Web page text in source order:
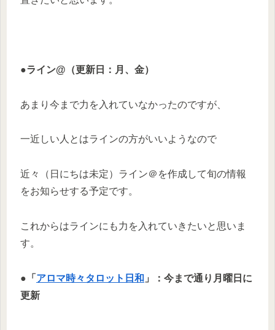
●ライン@（更新日：月、金）
あまり今まで力を入れていなかったのですが、
一近しい人とはラインの方がいいようなので
近々（日にちは未定）ライン＠を作成して旬の情報
をお知らせする予定です。
これからはラインにも力を入れていきたいと思いま
す。
●「 アロマ時々タロット日和 」：今まで通り月曜日に
更新